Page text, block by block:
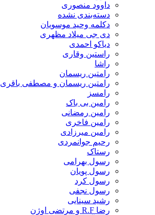
داوود منصوری
دسته‌بندی نشده
دکلمه وحید موسویان
دی جی میلاد مظهری
دیاکو احمدی
راستین وقاری
راشا
رامتین ریسمان
رامتین ریسمان و مصطفی باقری
رامسز
رامین بی باک
رامین رمضانی
رامین فاخری
رامین میرزادی
رحیم جوانمردی
رستاک
رسول بهرامی
رسول پویان
رسول کرد
رسول نجفی
رشید سینایی
رضا R.F و مرتضی اوژن